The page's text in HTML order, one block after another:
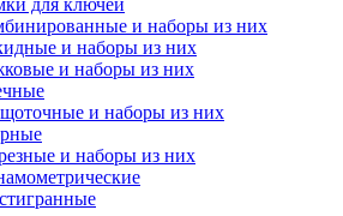
для ключей
и наборы из них
и наборы из них
и наборы из них
и наборы из них
и наборы из них